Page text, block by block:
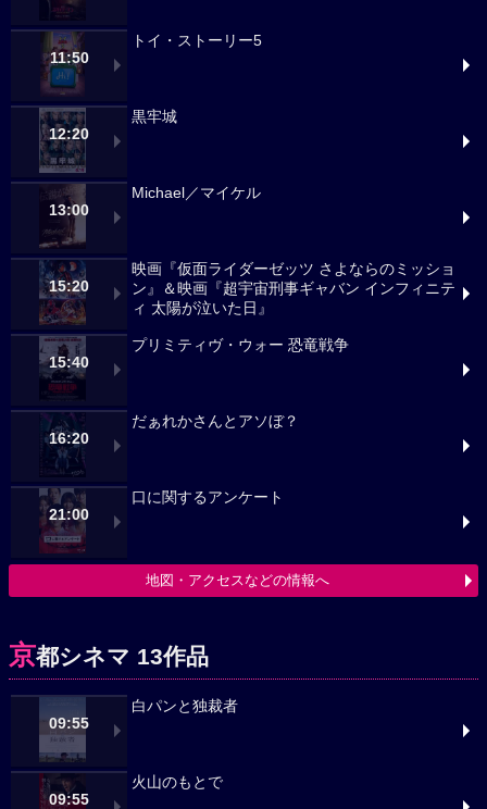
11:50
トイ・ストーリー5
12:20
黒牢城
13:00
Michael／マイケル
15:20
映画『仮面ライダーゼッツ さよならのミッショ
ン』＆映画『超宇宙刑事ギャバン インフィニテ
ィ 太陽が泣いた日』
15:40
プリミティヴ・ウォー 恐竜戦争
16:20
だぁれかさんとアソぼ？
21:00
口に関するアンケート
地図・アクセスなどの情報へ
京都シネマ 13作品
09:55
白パンと独裁者
09:55
火山のもとで